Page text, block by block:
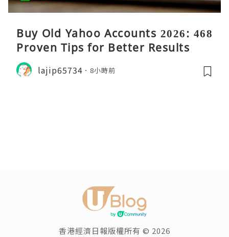
Buy Old Yahoo Accounts 2026: 468
Proven Tips for Better Results
lajip65734 8小時前
香港經濟日報版權所有 © 2026